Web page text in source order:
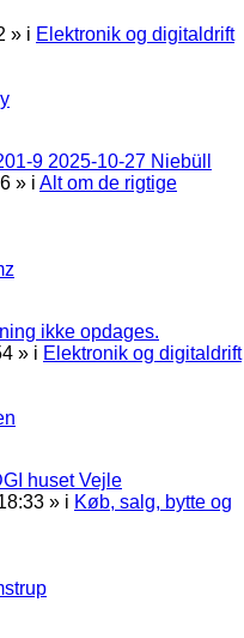
» i Elektronik og digitaldrift
9 2025-10-27 Niebüll
» i Alt om de rigtige
ikke opdages.
» i Elektronik og digitaldrift
huset Vejle
» i Køb, salg, bytte og